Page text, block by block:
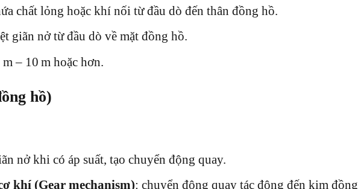
chất lỏng hoặc khí nối từ đầu dò đến thân đồng hồ.
giãn nở từ đầu dò về mặt đồng hồ.
– 10 m hoặc hơn.
hồ)
nở khi có áp suất, tạo chuyển động quay.
khí (Gear mechanism): chuyển động quay tác động đến kim đồng